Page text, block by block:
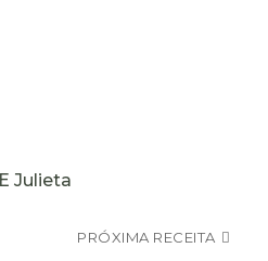
Julieta
PRÓXIMA RECEITA